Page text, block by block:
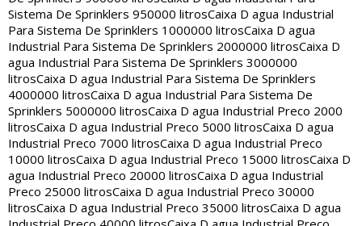
Sistema De Sprinklers 950000 litrosCaixa D agua Industrial
Para Sistema De Sprinklers 1000000 litrosCaixa D agua
Industrial Para Sistema De Sprinklers 2000000 litrosCaixa D
agua Industrial Para Sistema De Sprinklers 3000000
litrosCaixa D agua Industrial Para Sistema De Sprinklers
4000000 litrosCaixa D agua Industrial Para Sistema De
Sprinklers 5000000 litrosCaixa D agua Industrial Preco 2000
litrosCaixa D agua Industrial Preco 5000 litrosCaixa D agua
Industrial Preco 7000 litrosCaixa D agua Industrial Preco
10000 litrosCaixa D agua Industrial Preco 15000 litrosCaixa D
agua Industrial Preco 20000 litrosCaixa D agua Industrial
Preco 25000 litrosCaixa D agua Industrial Preco 30000
litrosCaixa D agua Industrial Preco 35000 litrosCaixa D agua